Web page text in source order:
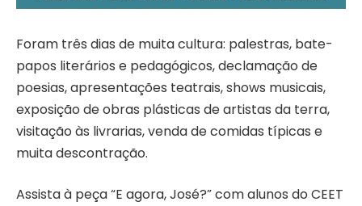
Foram três dias de muita cultura: palestras, bate-
papos literários e pedagógicos, declamação de
poesias, apresentações teatrais, shows musicais,
exposição de obras plásticas de artistas da terra,
visitação às livrarias, venda de comidas típicas e
muita descontração.
Assista à peça “E agora, José?” com alunos do CEET